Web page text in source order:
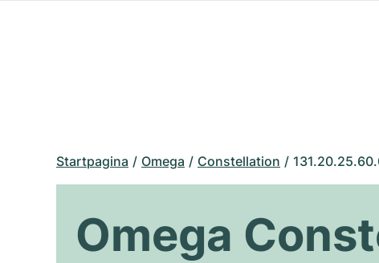
Startpagina Omega Constellation
Omega